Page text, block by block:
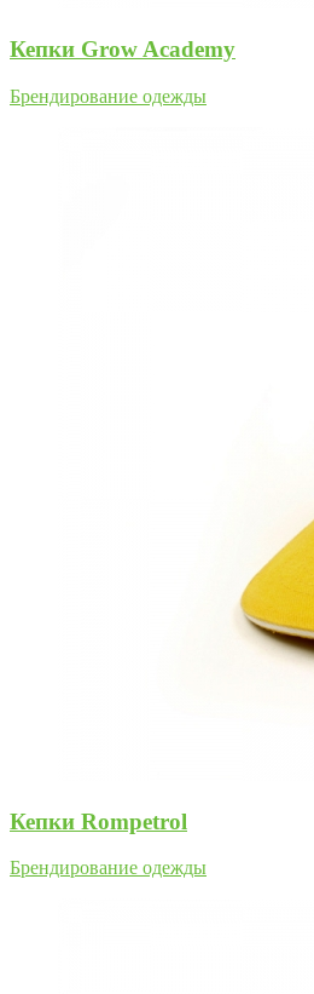
Кепки Grow Academy
Брендирование одежды
Кепки Rompetrol
Брендирование одежды